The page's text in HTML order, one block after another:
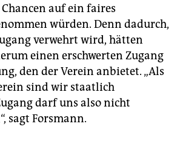
auf ein faires
würden. Denn dadurch,
verwehrt wird, hätten
einen erschwerten Zugang
den der Verein anbietet. „Als
sind wir staatlich
darf uns also nicht
sagt Forsmann.